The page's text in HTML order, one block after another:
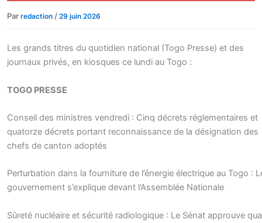
Par redaction / 29 juin 2026
Les grands titres du quotidien national (Togo Presse) et des
journaux privés, en kiosques ce lundi au Togo :
TOGO PRESSE
Conseil des ministres vendredi : Cinq décrets réglementaires et
quatorze décrets portant reconnaissance de la désignation des
chefs de canton adoptés
Perturbation dans la fourniture de l’énergie électrique au Togo :
gouvernement s’explique devant l’Assemblée Nationale
Sûreté nucléaire et sécurité radiologique : Le Sénat approuve